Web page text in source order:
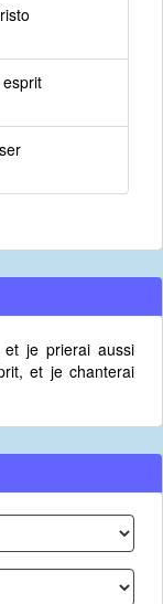
et je prierai aussi
et je chanterai